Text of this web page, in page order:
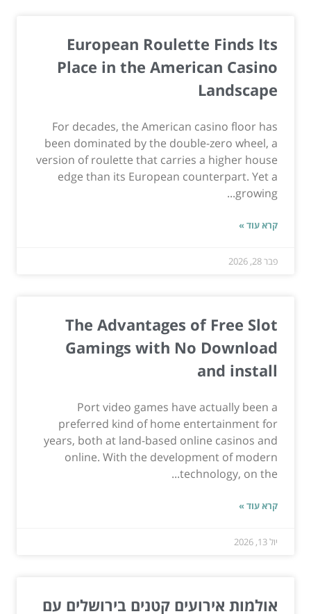
European Roulette Finds Its
Place in the American Casino
Landscape
For decades, the American casino floor has
been dominated by the double-zero wheel, a
version of roulette that carries a higher house
edge than its European counterpart. Yet a
growing...
קרא עוד »
פבר 28, 2026
The Advantages of Free Slot
Gamings with No Download
and install
Port video games have actually been a
preferred kind of home entertainment for
years, both at land-based online casinos and
online. With the development of modern
technology, on the...
קרא עוד »
יול 13, 2026
אולמות אירועים קטנים בירושלים עם